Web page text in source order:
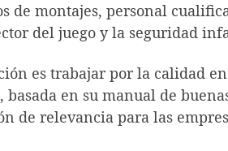
de montajes, personal
del juego y la seguridad
es trabajar por la calidad
basada en su manual de
de relevancia para las